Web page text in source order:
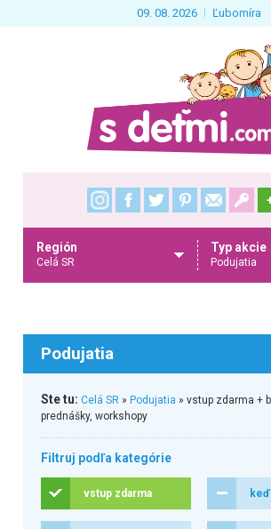
09. 08. 2026 Ľubomíra
Región
Celá SR
Typ akcie
Podujatia
Podujatia
Ste tu: Celá SR» Podujatia » vstup zdarma +
prednášky, workshopy
Filtruj podľa kategórie
vstup zdarma